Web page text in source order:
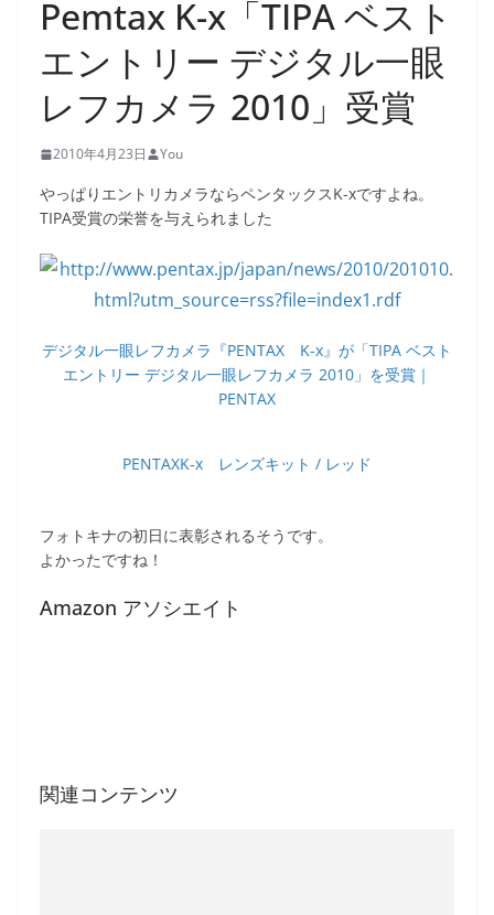
Pemtax K-x「TIPA ベスト
エントリー デジタル一眼
レフカメラ 2010」受賞
2010年4月23日 You
やっぱりエントリカメラならペンタックスK-xですよね。
TIPA受賞の栄誉を与えられました
デジタル一眼レフカメラ『PENTAX K-x』が「TIPA ベスト
エントリー デジタル一眼レフカメラ 2010」を受賞｜
PENTAX
PENTAXK-x レンズキット / レッド
フォトキナの初日に表彰されるそうです。
よかったですね！
Amazon アソシエイト
関連コンテンツ